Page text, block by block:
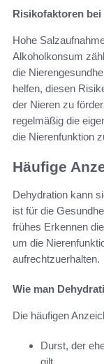
Risikofaktoren
Hohe
Alkoholkonsum
die
helfen, diesen
der Nieren zu
regelmäßig die
die Nierenfunktion
Häufige
Dehydration kann
ist für die
frühes Erkennen
um die
aufrechtzuerhalten.
Wie man
Die häufigen
Durst, der
gilt